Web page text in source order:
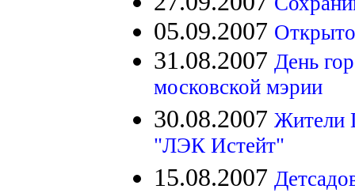
05.09.2007
31.08.2007 День
московской мэрии
30.08.2007 Жители
"ЛЭК Истейт"
15.08.2007